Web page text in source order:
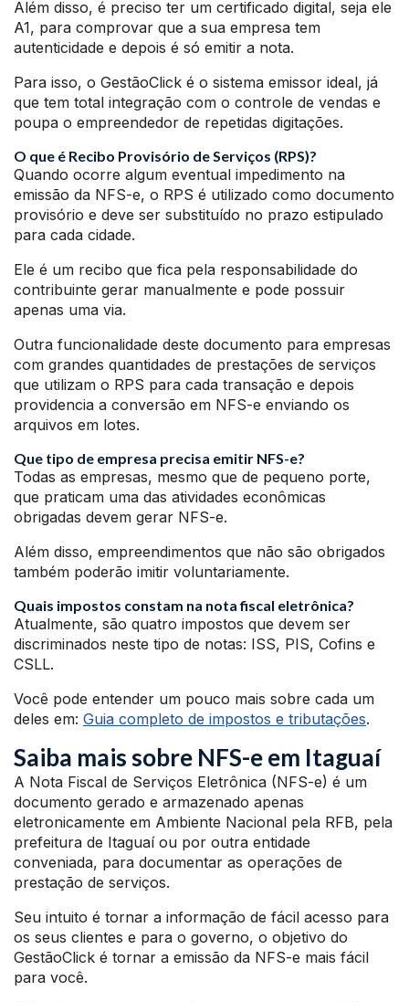
Além disso, é preciso ter um certificado digital, seja ele
A1, para comprovar que a sua empresa tem
autenticidade e depois é só emitir a nota.
Para isso, o GestãoClick é o sistema emissor ideal, já
que tem total integração com o controle de vendas e
poupa o empreendedor de repetidas digitações.
O que é Recibo Provisório de Serviços (RPS)?
Quando ocorre algum eventual impedimento na
emissão da NFS-e, o RPS é utilizado como documento
provisório e deve ser substituído no prazo estipulado
para cada cidade.
Ele é um recibo que fica pela responsabilidade do
contribuinte gerar manualmente e pode possuir
apenas uma via.
Outra funcionalidade deste documento para empresas
com grandes quantidades de prestações de serviços
que utilizam o RPS para cada transação e depois
providencia a conversão em NFS-e enviando os
arquivos em lotes.
Que tipo de empresa precisa emitir NFS-e?
Todas as empresas, mesmo que de pequeno porte,
que praticam uma das atividades econômicas
obrigadas devem gerar NFS-e.
Além disso, empreendimentos que não são obrigados
também poderão imitir voluntariamente.
Quais impostos constam na nota fiscal eletrônica?
Atualmente, são quatro impostos que devem ser
discriminados neste tipo de notas: ISS, PIS, Cofins e
CSLL.
Você pode entender um pouco mais sobre cada um
deles em: Guia completo de impostos e tributações.
Saiba mais sobre NFS-e em Itaguaí
A Nota Fiscal de Serviços Eletrônica (NFS-e) é um
documento gerado e armazenado apenas
eletronicamente em Ambiente Nacional pela RFB, pela
prefeitura de Itaguaí ou por outra entidade
conveniada, para documentar as operações de
prestação de serviços.
Seu intuito é tornar a informação de fácil acesso para
os seus clientes e para o governo, o objetivo do
GestãoClick é tornar a emissão da NFS-e mais fácil
para você.